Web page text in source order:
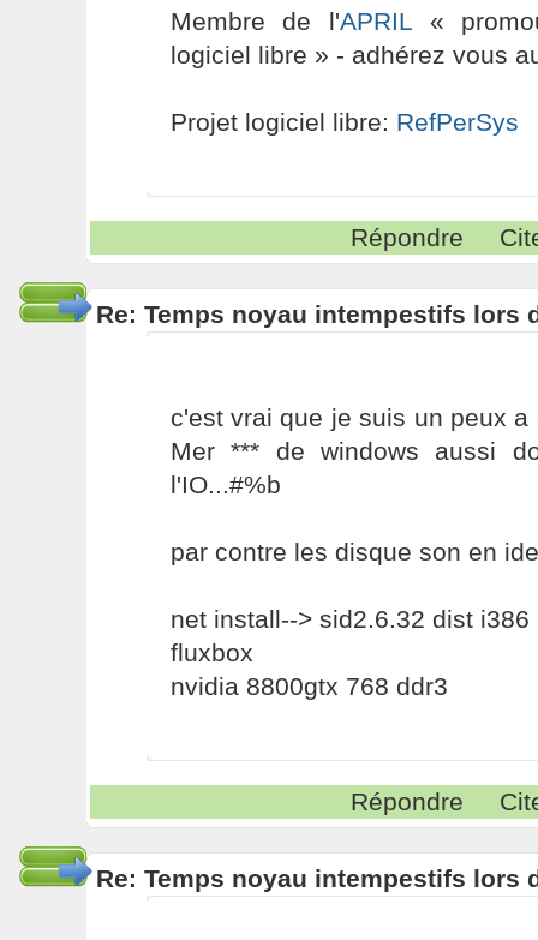
Membre de l'APRIL «
logiciel libre » - adhérez vous
Projet logiciel libre: RefPerSys
Répondre
Re: Temps noyau intempestifs lors
c'est vrai que je suis un peux
Mer *** de windows aussi
l'IO...#%b
par contre les disque son en
net install--> sid2.6.32 dist i386
fluxbox
nvidia 8800gtx 768 ddr3
Répondre
Re: Temps noyau intempestifs lors